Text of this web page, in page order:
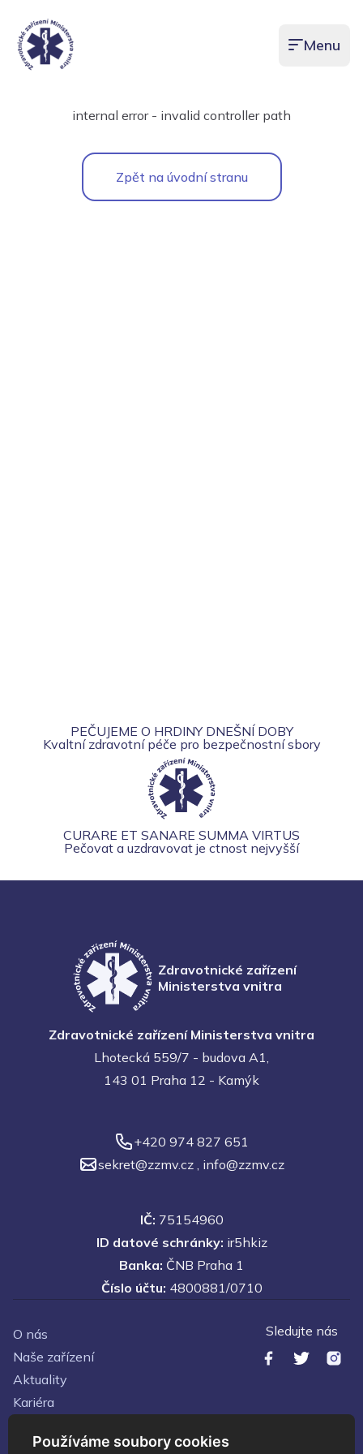
Používáme soubory cookies
Otevřít
Menu
internal error - invalid controller path
Zpět na úvodní stranu
PEČUJEME O HRDINY DNEŠNÍ DOBY
Kvaltní zdravotní péče pro bezpečnostní sbory
CURARE ET SANARE SUMMA VIRTUS
Pečovat a uzdravovat je ctnost nejvyšší
Zdravotnické zařízení
Ministerstva vnitra
Zdravotnické zařízení Ministerstva vnitra
Lhotecká 559/7 - budova A1,
143 01 Praha 12 - Kamýk
+420 974 827 651
sekret@zzmv.cz , info@zzmv.cz
IČ: 75154960
ID datové schránky: ir5hkiz
Banka: ČNB Praha 1
Číslo účtu: 4800881/0710
O nás
Naše zařízení
Aktuality
Kariéra
Sledujte nás